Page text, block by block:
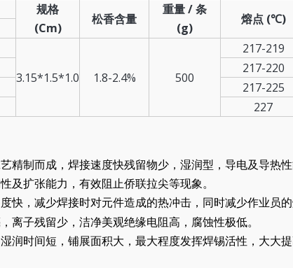
规格
(Cm)
松香含量
重量 / 条
(g)
熔点 (℃)
3.15*1.5*1.0
1.8-2.4% 500
217-219
217-220
217-225
227
精制而成，焊接速度快残留物少，湿润型，导电及导热性
及扩张能力，有效阻止侨联拉尖等现象。
快，减少焊接时对元件造成的热冲击，同时减少作业员的
离子残留少，洁净美观绝缘电阻高，腐蚀性极低。
润时间短，铺展面积大，最大程度发挥焊锡活性，大大提